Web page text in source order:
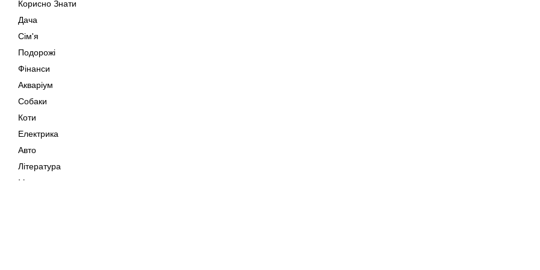
Корисно Знати
Дача
Сім'я
Подорожі
Фінанси
Акваріум
Собаки
Коти
Електрика
Авто
Література
Музика